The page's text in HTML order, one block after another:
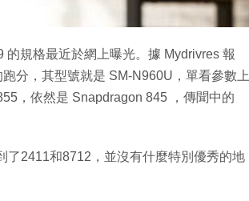
規格最近於網上曝光。據 Mydrivres 報
分，其型號就是 SM-N960U，單看參數上
，依然是 Snapdragon 845 ，傳聞中的
了2411和8712，並沒有什麼特別優秀的地